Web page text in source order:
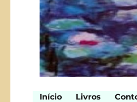
Início Livros